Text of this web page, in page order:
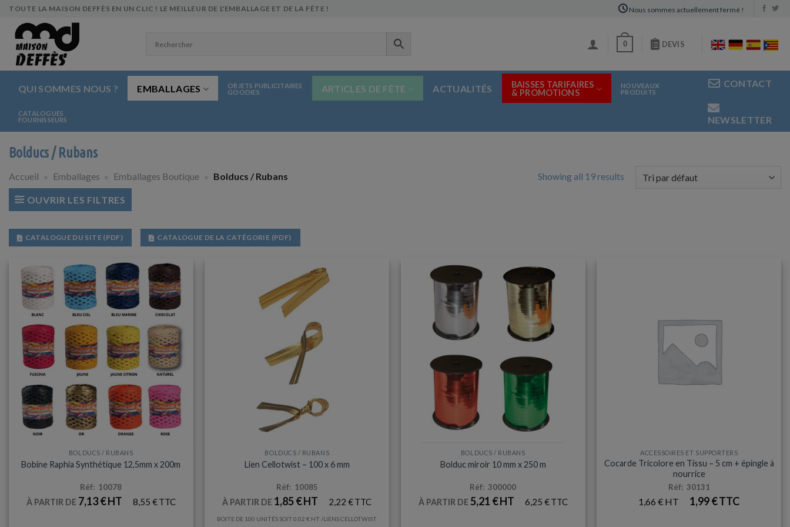
Skip
content
TOUTE LA MAISON DEFFÈS EN UN CLIC ! LE MEILLEUR DE L'EMBALLAGE ET DE LA FÊTE ! Nous sommes actuellement fermé !
0 DEVIS
QUI SOMMES NOUS ? EMBALLAGES
OBJETS PUBLICITAIRES
GOODIES
ARTICLES DE FÊTE ACTUALITÉS
BAISSES TARIFAIRES
& PROMOTIONS
NOUVEAUX
PRODUITS
CATALOGUES
FOURNISSEURS
CONTACT
NEWSLETTER
Bolducs / Rubans
Accueil » Emballages » Emballages Boutique » Bolducs / Rubans
OUVRIR LES FILTRES
Showing all 19 results
CATALOGUE DU SITE (PDF) CATALOGUE DE LA CATÉGORIE (PDF)
BOLDUCS / RUBANS
Bobine Raphia Synthétique 12,5mm x 200m
Réf: 10078
À PARTIR DE 7,13€ 8,55 €
BOLDUCS / RUBANS
Lien Cellotwist – 100 x 6 mm
Réf: 10085
À PARTIR DE 1,85€ 2,22€
BOITE DE 100 UNITÉS SOIT 0,02€ /LIENS CELLOTWIST
BOLDUCS / RUBANS
Bolduc miroir 10 mm x 250 m
Réf: 300000
À PARTIR DE 5,21 € 6,25 €
ACCESSOIRES ET SUPPORTERS
Cocarde Tricolore en Tissu – 5 cm + épingle à
nourrice
Réf: 30131
1,66€ 1,99€